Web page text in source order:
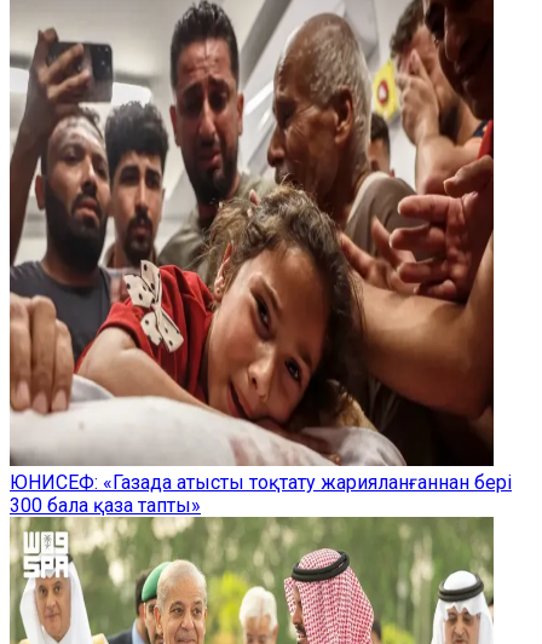
ЮНИСЕФ: «Газада атысты тоқтату жарияланғаннан бері
300 бала қаза тапты»